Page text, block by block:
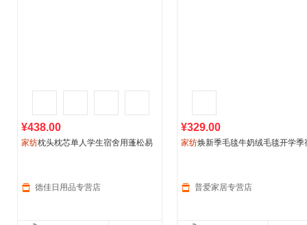
¥438.00
家纺枕头枕芯单人学生宿舍用蓬松易
德佳日用品专营店
¥329.00
家纺焕新季毛毯牛奶绒毛毯开学季
普爱家居专营店